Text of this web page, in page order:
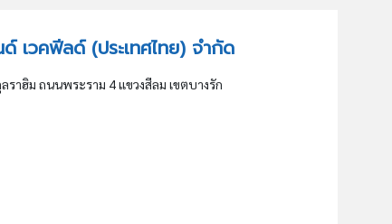
เวคฟีลด์ (ประเทศไทย) จำกัด
าฮิม ถนนพระราม 4 แขวงสีลม เขตบางรัก